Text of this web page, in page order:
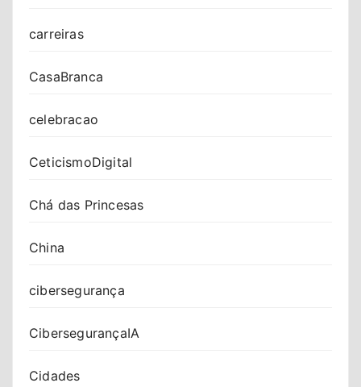
carreiras
CasaBranca
celebracao
CeticismoDigital
Chá das Princesas
China
cibersegurança
CibersegurançaIA
Cidades